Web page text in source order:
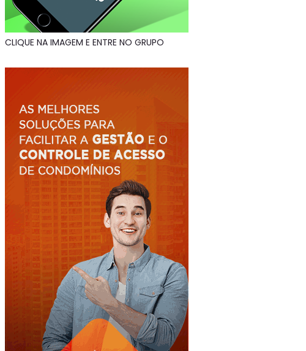
CLIQUE NA IMAGEM E ENTRE NO GRUPO